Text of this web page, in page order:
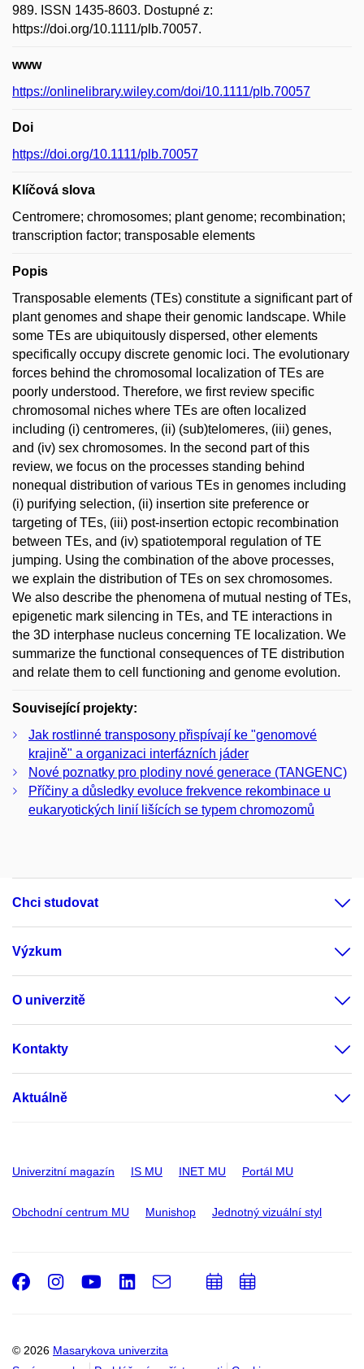
989. ISSN 1435-8603. Dostupné z:
https://doi.org/10.1111/plb.70057.
www
https://onlinelibrary.wiley.com/doi/10.1111/plb.70057
Doi
https://doi.org/10.1111/plb.70057
Klíčová slova
Centromere; chromosomes; plant genome; recombination;
transcription factor; transposable elements
Popis
Transposable elements (TEs) constitute a significant part of
plant genomes and shape their genomic landscape. While
some TEs are ubiquitously dispersed, other elements
specifically occupy discrete genomic loci. The evolutionary
forces behind the chromosomal localization of TEs are
poorly understood. Therefore, we first review specific
chromosomal niches where TEs are often localized
including (i) centromeres, (ii) (sub)telomeres, (iii) genes,
and (iv) sex chromosomes. In the second part of this
review, we focus on the processes standing behind
nonequal distribution of various TEs in genomes including
(i) purifying selection, (ii) insertion site preference or
targeting of TEs, (iii) post-insertion ectopic recombination
between TEs, and (iv) spatiotemporal regulation of TE
jumping. Using the combination of the above processes,
we explain the distribution of TEs on sex chromosomes.
We also describe the phenomena of mutual nesting of TEs,
epigenetic mark silencing in TEs, and TE interactions in
the 3D interphase nucleus concerning TE localization. We
summarize the functional consequences of TE distribution
and relate them to cell functioning and genome evolution.
Související projekty:
Jak rostlinné transposony přispívají ke "genomové
krajině" a organizaci interfázních jáder
Nové poznatky pro plodiny nové generace (TANGENC)
Příčiny a důsledky evoluce frekvence rekombinace u
eukaryotických linií lišících se typem chromozomů
Chci studovat
Výzkum
O univerzitě
Kontakty
Aktuálně
Univerzitní magazín IS MU INET MU Portál MU
Obchodní centrum MU Munishop Jednotný vizuální styl
© 2026 Masarykova univerzita
Facebook
Instagram
Youtube
LinkedIn
e-
PřidatPřidat